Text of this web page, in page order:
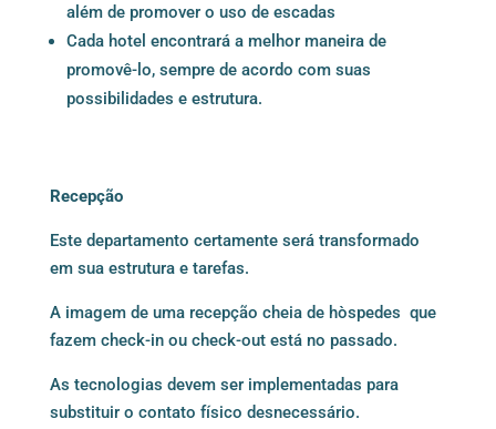
além de promover o uso de escadas
Cada hotel encontrará a melhor maneira de
promovê-lo, sempre de acordo com suas
possibilidades e estrutura.
Recepção
Este departamento certamente será transformado
em sua estrutura e tarefas.
A imagem de uma recepção cheia de hòspedes que
fazem check-in ou check-out está no passado.
As tecnologias devem ser implementadas para
substituir o contato físico desnecessário.